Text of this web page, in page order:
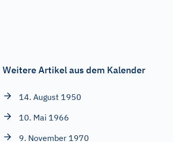
Weitere Artikel aus dem Kalender
14. August 1950
10. Mai 1966
9. November 1970